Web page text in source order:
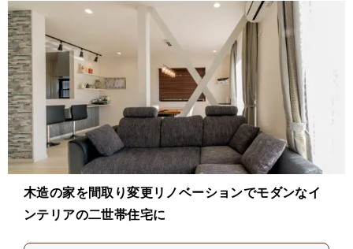
木造の家を間取り変更リノベーションでモダンなイ
ンテリアの二世帯住宅に